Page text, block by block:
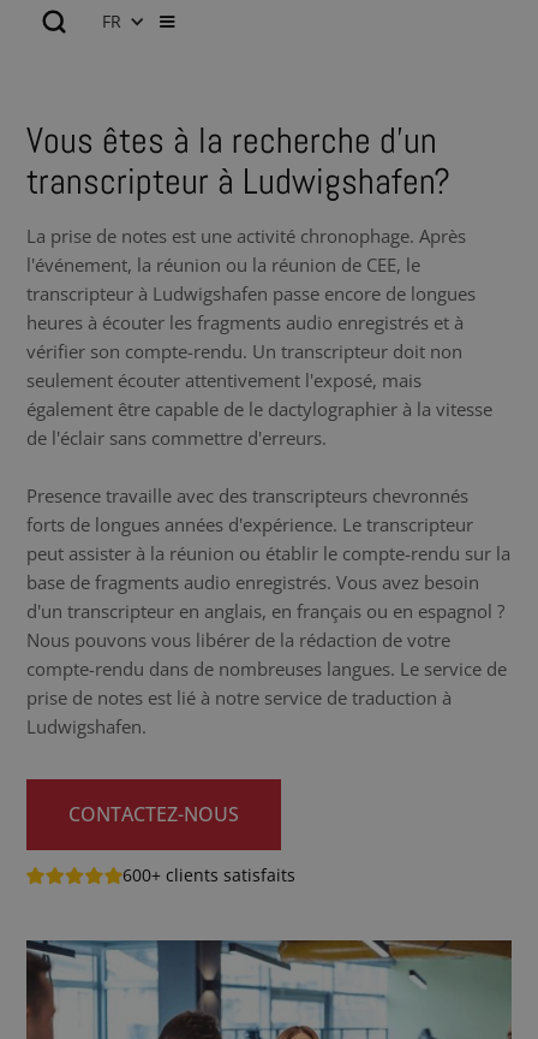
FR
Vous êtes à la recherche d’un
transcripteur à Ludwigshafen?
La prise de notes est une activité chronophage. Après
l'événement, la réunion ou la réunion de CEE, le
transcripteur à Ludwigshafen passe encore de longues
heures à écouter les fragments audio enregistrés et à
vérifier son compte-rendu. Un transcripteur doit non
seulement écouter attentivement l'exposé, mais
également être capable de le dactylographier à la vitesse
de l'éclair sans commettre d'erreurs.
Presence travaille avec des transcripteurs chevronnés
forts de longues années d'expérience. Le transcripteur
peut assister à la réunion ou établir le compte-rendu sur la
base de fragments audio enregistrés. Vous avez besoin
d'un transcripteur en anglais, en français ou en espagnol ?
Nous pouvons vous libérer de la rédaction de votre
compte-rendu dans de nombreuses langues. Le service de
prise de notes est lié à notre service de traduction à
Ludwigshafen.
CONTACTEZ-NOUS
600+ clients satisfaits